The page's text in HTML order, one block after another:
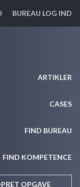
BUREAU LOG IND
ARTIKLER
CASES
FIND BUREAU
FIND KOMPETENCE
OPGAVE